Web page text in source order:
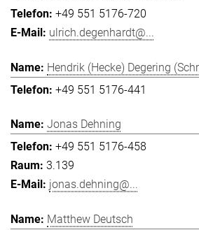
+49 551 5176-720
ulrich.degenhardt@...
Hendrik (Hecke) Degering
+49 551 5176-441
Jonas Dehning
+49 551 5176-458
3.139
jonas.dehning@...
Matthew Deutsch